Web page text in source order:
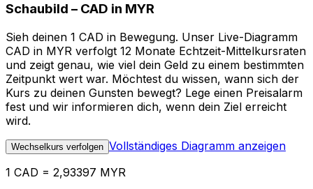
Schaubild – CAD in MYR
Sieh deinen 1 CAD in Bewegung. Unser Live-Diagramm
CAD in MYR verfolgt 12 Monate Echtzeit-Mittelkursraten
und zeigt genau, wie viel dein Geld zu einem bestimmten
Zeitpunkt wert war. Möchtest du wissen, wann sich der
Kurs zu deinen Gunsten bewegt? Lege einen Preisalarm
fest und wir informieren dich, wenn dein Ziel erreicht
wird.
Wechselkurs verfolgen Vollständiges Diagramm anzeigen
1 CAD = 2,93397 MYR